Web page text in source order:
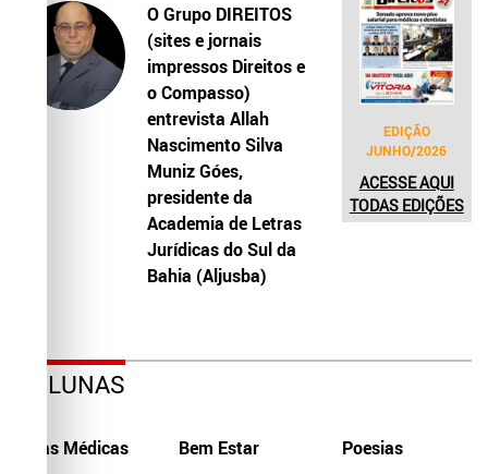
O Grupo DIREITOS
(sites e jornais
impressos Direitos e
o Compasso)
entrevista Allah
Nascimento Silva
Muniz Góes,
presidente da
Academia de Letras
Jurídicas do Sul da
Bahia (Aljusba)
EDIÇÃO
JUNHO/2026
ACESSE AQUI
TODAS EDIÇÕES
COLUNAS
Dicas Médicas Bem Estar Poesias